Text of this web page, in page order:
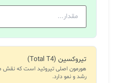
تیروکسین (Total T4)
هورمون اصلی تیروئید است که نقش
رشد و نمو دارد.